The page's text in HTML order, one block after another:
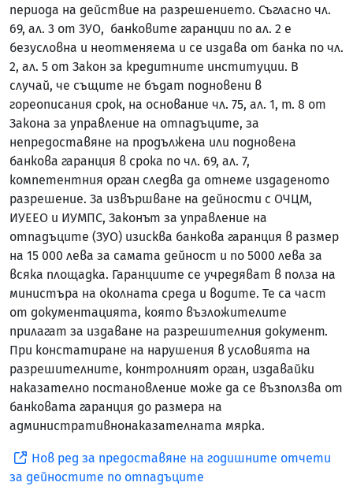
периода на действие на разрешението. Съгласно чл.
69, ал. 3 от ЗУО, банковите гаранции по ал. 2 е
безусловна и неотменяема и се издава от банка по чл.
2, ал. 5 от Закон за кредитните институции. В
случай, че същите не бъдат подновени в
гореописания срок, на основание чл. 75, ал. 1, т. 8 от
Закона за управление на отпадъците, за
непредоставяне на продължена или подновена
банкова гаранция в срока по чл. 69, ал. 7,
компетентния орган следва да отнеме издаденото
разрешение. За извършване на дейности с ОЧЦМ,
ИУЕЕО и ИУМПС, Законът за управление на
отпадъците (ЗУО) изисква банкова гаранция в размер
на 15 000 лева за самата дейност и по 5000 лева за
всяка площадка. Гаранциите се учредяват в полза на
министъра на околната среда и водите. Те са част
от документацията, която възложителите
прилагат за издаване на разрешителния документ.
При констатиране на нарушения в условията на
разрешителните, контролният орган, издавайки
наказателно постановление може да се възползва от
банковата гаранция до размера на
административнонаказателната мярка.
Нов ред за предоставяне на годишните отчети
за дейностите по отпадъците